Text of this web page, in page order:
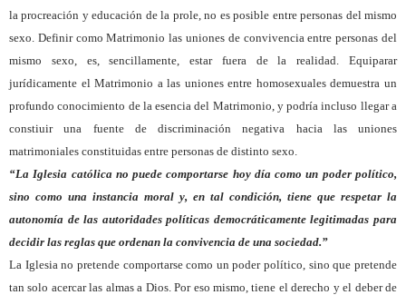
la procreación y educación de la prole, no es posible entre personas del mismo
sexo. Definir como Matrimonio las uniones de convivencia entre personas del
mismo sexo, es, sencillamente, estar fuera de la realidad. Equiparar
jurídicamente el Matrimonio a las uniones entre homosexuales demuestra un
profundo conocimiento de la esencia del Matrimonio, y podría incluso llegar a
constiuir una fuente de discriminación negativa hacia las uniones
matrimoniales constituidas entre personas de distinto sexo.
“La Iglesia católica no puede comportarse hoy día como un poder político,
sino como una instancia moral y, en tal condición, tiene que respetar la
autonomía de las autoridades políticas democráticamente legitimadas para
decidir las reglas que ordenan la convivencia de una sociedad.”
La Iglesia no pretende comportarse como un poder político, sino que pretende
tan solo acercar las almas a Dios. Por eso mismo, tiene el derecho y el deber de